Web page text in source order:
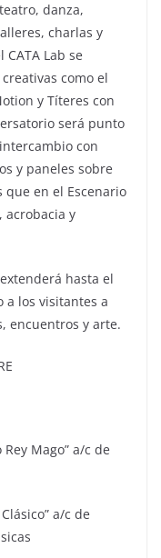
danza,
charlas y
Lab se
como el
y Títeres con
será punto
con
y paneles sobre
en el Escenario
acrobacia y
hasta el
a los visitantes a
encuentros y arte.
Mago” a/c de
a/c de